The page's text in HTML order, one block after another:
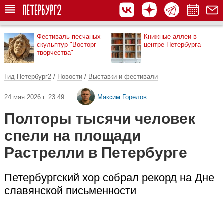
Фестиваль песчаных
скульптур "Восторг
творчества"
Книжные аллеи в
центре Петербурга
Гид Петербург2 / Новости / Выставки и фестивали
24 мая 2026 г. 23:49 Максим Горелов
Полторы тысячи человек
спели на площади
Растрелли в Петербурге
Петербургский хор собрал рекорд на Дне
славянской письменности